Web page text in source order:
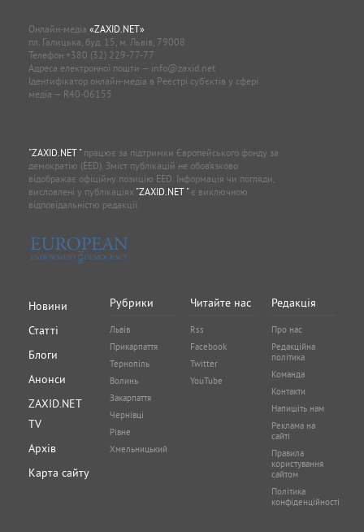
Онлайн-медіа «ZAXID.NET»
пл. Галицька, буд. 15, м. Львів, 79008
Телефон +380 (32) 229-77-77
Адреса електронної пошти — info@zaxid.net
Ідентифікатор онлайн-медіа в Реєстрі суб'єктів у сфері
медіа — R40-06155
"ZAXID.NET "працює за підтримки Європейського фонду за
демократію (EED). Зміст публікацій не обов’язково
відображає офіційну позицію EED. Інформація чи погляди,
висловлені у публікаціях "ZAXID.NET "є виключною
відповідальністю редакції.
Новини
Статті
Блоги
Анонси
ZAXID.NET
TV
Архів
Карта сайту
Рубрики
Львів
Прикарпаття
Тернопіль
Волинь
Закарпаття
Чернівці
Рівне
Хмельницький
Читайте нас
Rss
Facebook
Twitter
YouTube
Редакція
Про нас
Редакційна
політика
Команда
Контакти
Напишіть нам
Реклама на
сайті
Правила
користування
сайтом
Політика
конфіденційності